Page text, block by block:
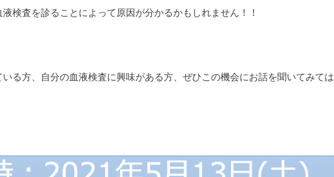
検査を診ることによって原因が分かるかもしれません！！
る方、自分の血液検査に興味がある方、ぜひこの機会にお話を聞いてみては